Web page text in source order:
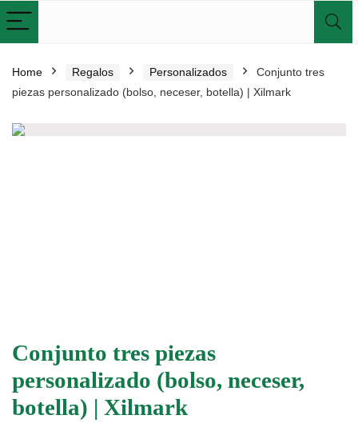
Home Regalos Personalizados
Conjunto tres
piezas personalizado (bolso, neceser, botella) | Xilmark
Conjunto tres piezas
personalizado (bolso, neceser,
botella) | Xilmark